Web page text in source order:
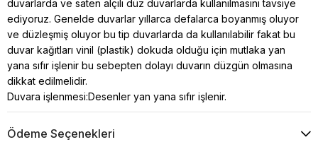
duvarlarda ve saten alçılı düz duvarlarda kullanılmasını tavsiye
ediyoruz. Genelde duvarlar yıllarca defalarca boyanmış oluyor
ve düzleşmiş oluyor bu tip duvarlarda da kullanılabilir fakat bu
duvar kağıtları vinil (plastik) dokuda olduğu için mutlaka yan
yana sıfır işlenir bu sebepten dolayı duvarın düzgün olmasına
dikkat edilmelidir.
Duvara işlenmesi:Desenler yan yana sıfır işlenir.
Ödeme Seçenekleri